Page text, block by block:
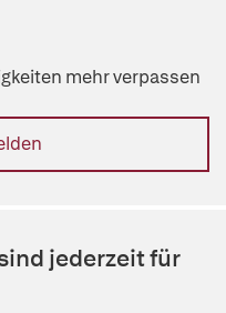
mehr verpassen
jederzeit für